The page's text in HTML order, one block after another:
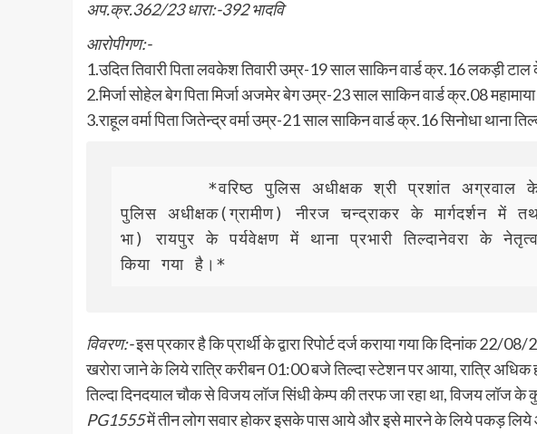
अप.क्र.362/23 धारा:-392 भादवि
आरोपीगण:-
1.उदित तिवारी पिता लवकेश तिवारी उम्र-19 साल साकिन वार्ड क्र.16 लकड़ी टाल
2.मिर्जा सोहेल बेग पिता मिर्जा अजमेर बेग उम्र-23 साल साकिन वार्ड क्र.08 महामाया
3.राहूल वर्मा पिता जितेन्द्र वर्मा उम्र-21 साल साकिन वार्ड क्र.16 सिनोधा थाना
पुलिस अधीक्षक(ग्रामीण) नीरज चन्द्राकर के मार्गदर्शन में
भा) रायपुर के पर्यवेक्षण में थाना प्रभारी तिल्दानेवरा के
किया गया है।*
विवरण:-इस प्रकार है कि प्रार्थी के द्वारा रिपोर्ट दर्ज कराया गया कि दिनांक 22/
खरोरा जाने के लिये रात्रि करीबन 01:00 बजे तिल्दा स्टेशन पर आया, रात्रि
तिल्दा दिनदयाल चौक से विजय लॉज सिंधी केम्प की तरफ जा रहा था, विजय लॉज
PG1555में तीन लोग सवार होकर इसके पास आये और इसे मारने के लिये पकड़ लिये